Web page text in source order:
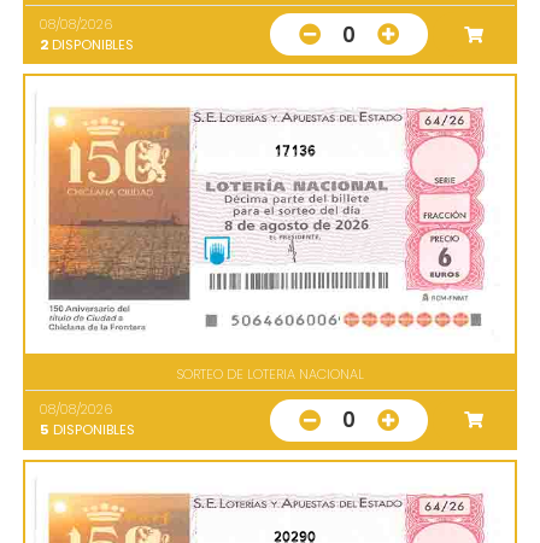
08/08/2026
2 DISPONIBLES 0
17136
SORTEO DE LOTERIA NACIONAL
08/08/2026
5 DISPONIBLES 0
20290